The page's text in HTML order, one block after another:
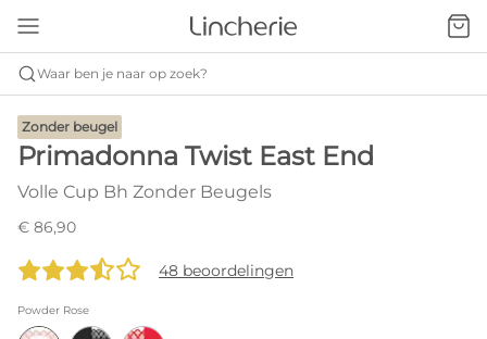
Waar ben je naar op zoek?
Zonder beugel
Primadonna Twist East End
Volle Cup Bh Zonder Beugels
€ 86,90
48 beoordelingen
Powder Rose